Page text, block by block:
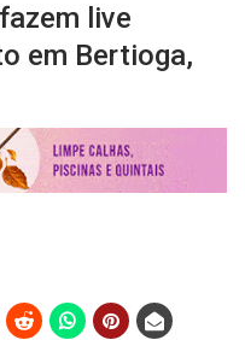
live
em Bertioga,